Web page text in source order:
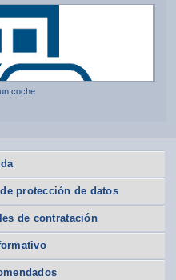
coche
protección de datos
de contratación